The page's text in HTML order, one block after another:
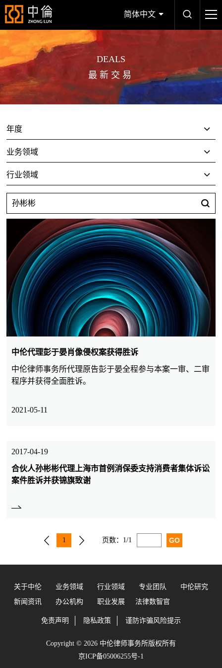
简体中文
DEALS
最新交易
年度
业务领域
行业领域
中伦代理彭于晏肖像侵权案获得胜诉
中伦律师事务所代理原告彭于晏全程参与本案一审、二审
程序并获得全面胜诉。
2021-05-11
2017-04-19
合伙人孙彬彬代理上海市首例消保委支持消费者集体诉讼
案件胜诉并获锦旗致谢
1 页数： 1/1
关于中伦 业务领域 行业领域 专业团队
中伦研究
新闻资讯
办公机构 职业发展 法律数智官
免责声明 隐私政策 谨防诈骗风险提示
Copyright © 2026 中伦律师事务所版权所有
京ICP备05006255号-1